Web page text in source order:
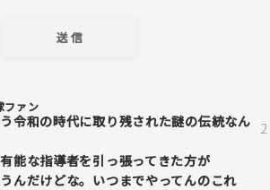
ファン
令和の時代に取り残された謎の伝統なん
能な指導者を引っ張ってきた方が
んだけどな。いつまでやってんのこれ